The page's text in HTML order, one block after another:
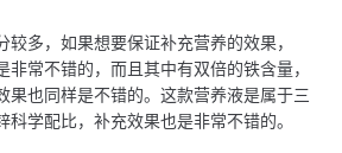
多，如果想要保证补充营养的效果，
非常不错的，而且其中有双倍的铁含量，
果也同样是不错的。这款营养液是属于三
学配比，补充效果也是非常不错的。